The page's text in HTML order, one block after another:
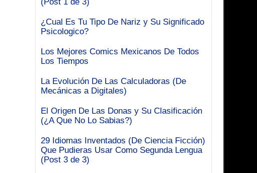
¿Cual Es Tu Tipo De Nariz y Su Significado
Psicologico?
Los Mejores Comics Mexicanos De Todos
Los Tiempos
La Evolución De Las Calculadoras (De
Mecánicas a Digitales)
El Origen De Las Donas y Su Clasificación
(¿A Que No Lo Sabias?)
29 Idiomas Inventados (De Ciencia Ficción)
Que Pudieras Usar Como Segunda Lengua
(Post 3 de 3)